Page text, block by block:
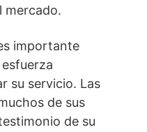
mercado.
importante
su servicio. Las
de sus
de su